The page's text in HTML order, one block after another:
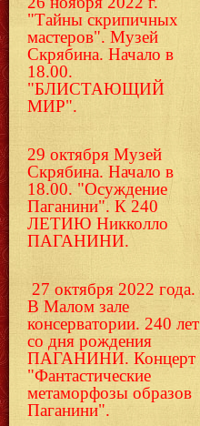
"Тайны скрипичных
мастеров". Музей
Скрябина. Начало в
18.00.
"БЛИСТАЮЩИЙ
МИР".
29 октября Музей
Скрябина. Начало в
18.00. "Осуждение
Паганини". К 240
ЛЕТИЮ Никколло
ПАГАНИНИ.
27 октября 2022 года.
В Малом зале
консерватории. 240 лет
со дня рождения
ПАГАНИНИ. Концерт
"Фантастические
метаморфозы образов
Паганини".